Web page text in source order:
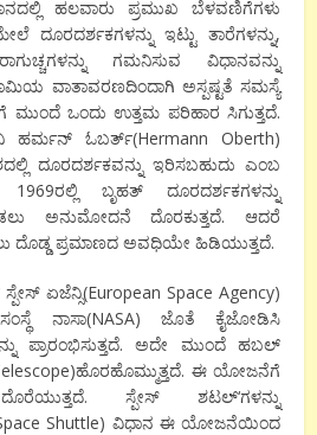
ಹಲವಾರು ಪ್ರಮುಖ
ಬೆಳವಣಿಗೆಗಳು
ದೂರದರ್ಶಕಗಳನ್ನು ಇಟ್ಟು ತಾರೆಗಳನ್ನು,
ಗಮನಿಸುವ
ವಿಧಾನವನ್ನು
ವಾತಾವರಣದಿಂದಾಗಿ ಅಸ್ಪಷ್ಟತೆ ಸಮಸ್ಯೆ
ಮುಂದೆ ಒಂದು ಉತ್ತಮ ಪರಿಹಾರ ಸಿಗುತ್ತದೆ.
ಹರ್ಮನ್ ಓಬರ್ತ್(Hermann Oberth)
ದೂರದರ್ಶಕವನ್ನು ಇರಿಸಬಹುದು ಎಂಬ
1969ರಲ್ಲಿ ಬೃಹತ್
ದೂರದರ್ಶಕಗಳನ್ನು
ಅನುಮೋದನೆ ದೊರಕುತ್ತದೆ. ಆದರೆ
ದೊಡ್ಡ ಪ್ರಮಾಣದ ಅವಧಿಯೇ ಹಿಡಿಯುತ್ತದೆ.
ಸ್ಪೇಸ್ ಏಜೆನ್ಸಿ(European Space Agency)
ಸಂಸ್ಥೆ ನಾಸಾ(NASA) ಜೊತೆ
ಕೈಜೋಡಿಸಿ
ಪ್ರಾರಂಭಿಸುತ್ತದೆ.ಅದೇ ಮುಂದೆ ಹಬಲ್
)ಹೊರಹೊಮ್ಮುತ್ತದೆ. ಈ ಯೋಜನೆಗೆ
ದೊರೆಯುತ್ತದೆ. ಸ್ಪೇಸ್ ಶಟಲ್‘ಗಳನ್ನು
Shuttle) ವಿಧಾನ ಈ ಯೋಜನೆಯಿಂದ